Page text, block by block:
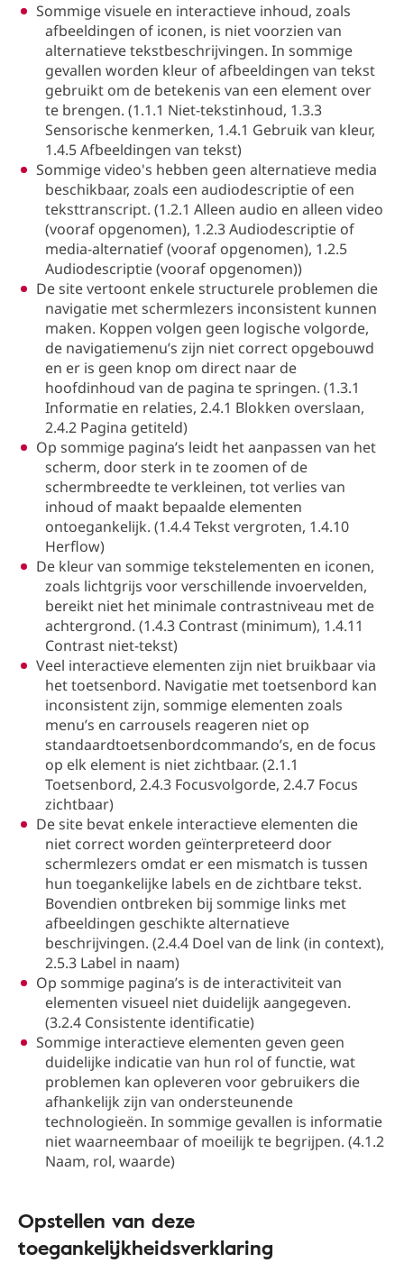
Sommige visuele en interactieve inhoud, zoals
afbeeldingen of iconen, is niet voorzien van
alternatieve tekstbeschrijvingen. In sommige
gevallen worden kleur of afbeeldingen van tekst
gebruikt om de betekenis van een element over
te brengen. (1.1.1 Niet-tekstinhoud, 1.3.3
Sensorische kenmerken, 1.4.1 Gebruik van kleur,
1.4.5 Afbeeldingen van tekst)
Sommige video's hebben geen alternatieve media
beschikbaar, zoals een audiodescriptie of een
teksttranscript. (1.2.1 Alleen audio en alleen video
(vooraf opgenomen), 1.2.3 Audiodescriptie of
media-alternatief (vooraf opgenomen), 1.2.5
Audiodescriptie (vooraf opgenomen))
De site vertoont enkele structurele problemen die
navigatie met schermlezers inconsistent kunnen
maken. Koppen volgen geen logische volgorde,
de navigatiemenu’s zijn niet correct opgebouwd
en er is geen knop om direct naar de
hoofdinhoud van de pagina te springen. (1.3.1
Informatie en relaties, 2.4.1 Blokken overslaan,
2.4.2 Pagina getiteld)
Op sommige pagina’s leidt het aanpassen van het
scherm, door sterk in te zoomen of de
schermbreedte te verkleinen, tot verlies van
inhoud of maakt bepaalde elementen
ontoegankelijk. (1.4.4 Tekst vergroten, 1.4.10
Herflow)
De kleur van sommige tekstelementen en iconen,
zoals lichtgrijs voor verschillende invoervelden,
bereikt niet het minimale contrastniveau met de
achtergrond. (1.4.3 Contrast (minimum), 1.4.11
Contrast niet-tekst)
Veel interactieve elementen zijn niet bruikbaar via
het toetsenbord. Navigatie met toetsenbord kan
inconsistent zijn, sommige elementen zoals
menu’s en carrousels reageren niet op
standaardtoetsenbordcommando’s, en de focus
op elk element is niet zichtbaar. (2.1.1
Toetsenbord, 2.4.3 Focusvolgorde, 2.4.7 Focus
zichtbaar)
De site bevat enkele interactieve elementen die
niet correct worden geïnterpreteerd door
schermlezers omdat er een mismatch is tussen
hun toegankelijke labels en de zichtbare tekst.
Bovendien ontbreken bij sommige links met
afbeeldingen geschikte alternatieve
beschrijvingen. (2.4.4 Doel van de link (in context),
2.5.3 Label in naam)
Op sommige pagina’s is de interactiviteit van
elementen visueel niet duidelijk aangegeven.
(3.2.4 Consistente identificatie)
Sommige interactieve elementen geven geen
duidelijke indicatie van hun rol of functie, wat
problemen kan opleveren voor gebruikers die
afhankelijk zijn van ondersteunende
technologieën. In sommige gevallen is informatie
niet waarneembaar of moeilijk te begrijpen. (4.1.2
Naam, rol, waarde)
Opstellen van deze
toegankelijkheidsverklaring